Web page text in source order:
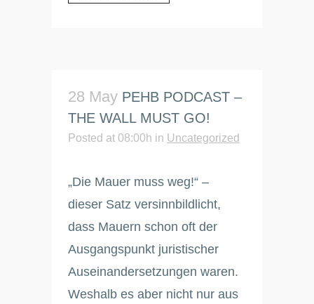
28 May PEHB PODCAST –
THE WALL MUST GO!
Posted at 08:00h in Uncategorized
„Die Mauer muss weg!“ –
dieser Satz versinnbildlicht,
dass Mauern schon oft der
Ausgangspunkt juristischer
Auseinandersetzungen waren.
Weshalb es aber nicht nur aus